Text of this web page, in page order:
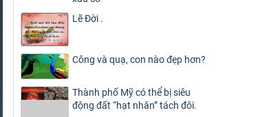
Lẽ Đời .
Công và quạ, con nào đẹp hơn?
Thành phố Mỹ có thể bị siêu
động đất “hạt nhân” tách đôi.